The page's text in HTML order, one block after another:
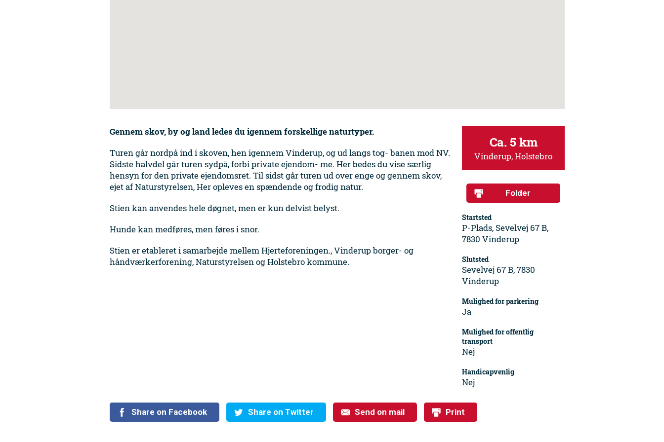
Ca. 5 km
Vinderup, Holstebro
Folder
Startsted
P-Plads, Sevelvej 67 B,
7830 Vinderup
Slutsted
Sevelvej 67 B, 7830
Vinderup
Mulighed for parkering
Ja
Mulighed for offentlig
transport
Nej
Handicapvenlig
Nej
Gennemskov, byogland ledes duigennemforskelligenaturtyper.
Turen går nordpå ind i skoven, hen igennem Vinderup, og ud langs tog- banen mod NV.
Sidste halvdel går turen sydpå, forbi private ejendom- me. Her bedes du vise særlig
hensyn for den private ejendomsret. Til sidst går turen ud over enge og gennem skov,
ejet af Naturstyrelsen, Her opleves en spændende og frodig natur.
Stien kan anvendes hele døgnet, men er kun delvist belyst.
Hunde kan medføres, men føres i snor.
Stien er etableret i samarbejde mellem Hjerteforeningen., Vinderup borger- og
håndværkerforening, Naturstyrelsen og Holstebro kommune.
Share on Facebook Share on Twitter Send on mail Print